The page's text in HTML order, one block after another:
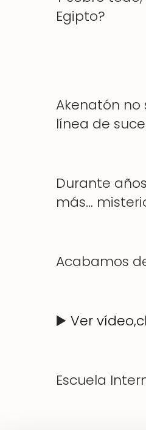
Egipto?
Akenatón no
línea de
Durante
más…
Acabamos
▶️ Ver
Escuela